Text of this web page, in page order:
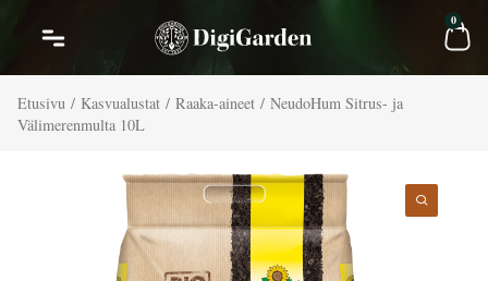
sisältöön
0
Etusivu / Kasvualustat / Raaka-aineet / NeudoHum Sitrus- ja
Välimerenmulta 10L